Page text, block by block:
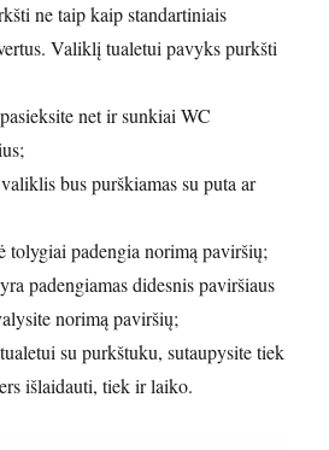
ne taip kaip standartiniais
Valiklį tualetui pavyks purkšti
net ir sunkiai WC
bus purškiamas su puta ar
tolygiai padengia norimą paviršių;
padengiamas didesnis paviršiaus
norimą paviršių;
su purkštuku, sutaupysite tiek
išlaidauti, tiek ir laiko.